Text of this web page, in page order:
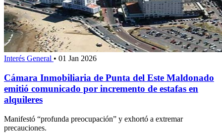
Interés General • 01 Jan 2026
Cámara Inmobiliaria de Punta del Este Maldonado
emitió comunicado por incremento de estafas en
alquileres
Manifestó “profunda preocupación” y exhortó a extremar
precauciones.